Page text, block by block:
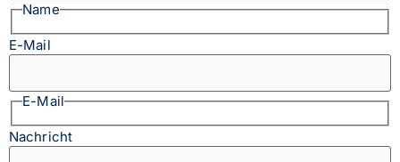
Name
E-Mail
E-Mail
Nachricht